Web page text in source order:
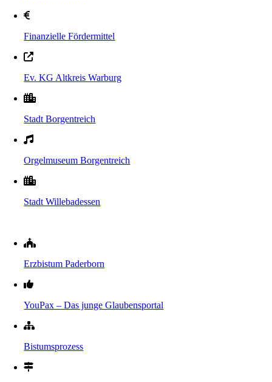
Finanzielle Fördermittel
Ev. KG Altkreis Warburg
Stadt Borgentreich
Orgelmuseum Borgentreich
Stadt Willebadessen
Erzbistum Paderborn
YouPax – Das junge Glaubensportal
Bistumsprozess